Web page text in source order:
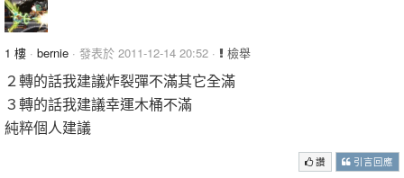
1 樓 · bernie · 發表於 2011-12-14 20:52 · 檢舉
２轉的話我建議炸裂彈不滿其它全滿
３轉的話我建議幸運木桶不滿
純粹個人建議
讚 引言回應